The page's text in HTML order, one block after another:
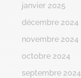
janvier 2025
décembre 2024
novembre 2024
octobre 2024
septembre 2024